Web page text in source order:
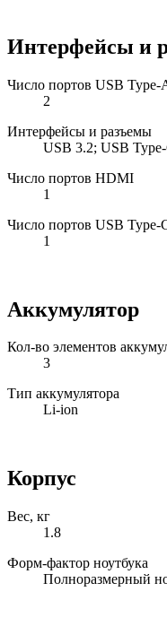
Интерфейсы и
Число портов USB Type-
2
Интерфейсы и разъемы
USB 3.2; USB
Число портов HDMI
1
Число портов USB Type-
1
Аккумулятор
Кол-во элементов
3
Тип аккумулятора
Li-ion
Корпус
Вес, кг
1.8
Форм-фактор ноутбука
Полноразмерный